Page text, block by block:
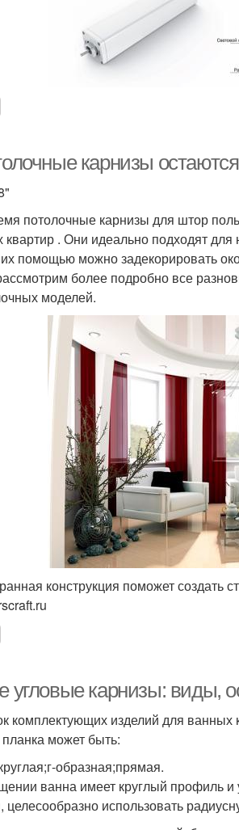
карнизы
потолочные карнизы для штор
квартир . Они идеально подходят
их помощью можно задекорировать
более подробно все
моделей.
конструкция поможет создать
угловые карнизы: виды,
изделий для ванных
может быть:
образная;прямая.
ванна имеет круглый профиль и
использовать